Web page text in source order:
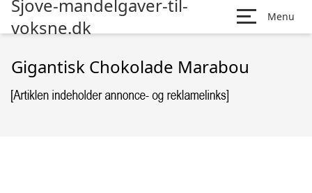
Sjove-mandelgaver-til-
voksne.dk
Menu
Gigantisk Chokolade Marabou